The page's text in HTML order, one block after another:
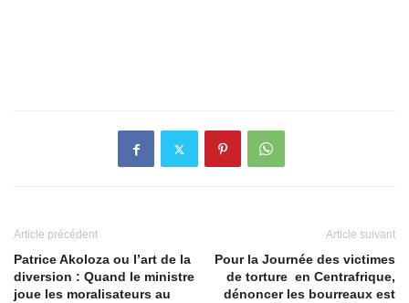
Article précédent
Patrice Akoloza ou l’art de la
diversion : Quand le ministre
joue les moralisateurs au
Article suivant
Pour la Journée des victimes
de torture en Centrafrique,
dénoncer les bourreaux est